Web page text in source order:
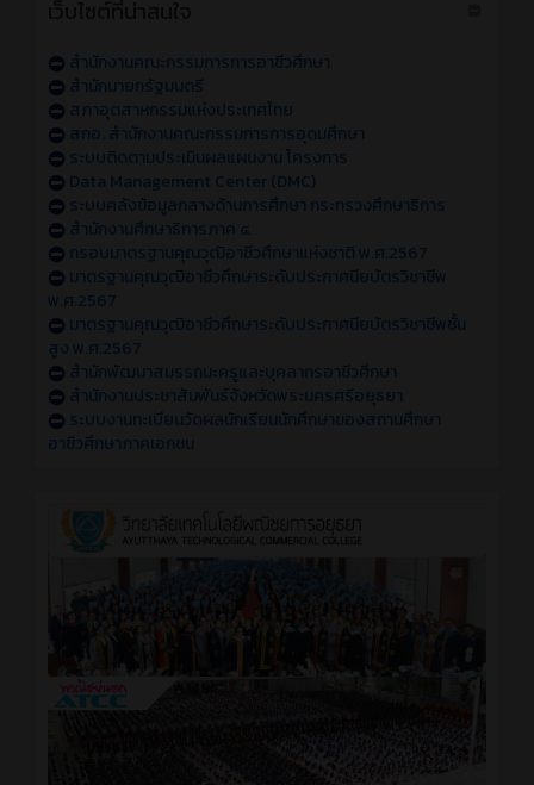
สำนักงานคณะกรรมการการอาชีวศึกษา
สำนักนายกรัฐมนตรี
สภาอุตสาหกรรมแห่งประเทศไทย
สกอ. สำนักงานคณะกรรมการการอุดมศึกษา
ระบบติดตามประเมินผลแผนงาน โครงการ
Data Management Center (DMC)
ระบบคลังข้อมูลกลางด้านการศึกษา กระทรวงศึกษาธิการ
สำนักงานศึกษาธิการภาค ๔
กรอบมาตรฐานคุณวุฒิอาชีวศึกษาแห่งชาติ พ.ศ.2567
มาตรฐานคุณวุฒิอาชีวศึกษาระดับประกาศนียบัตรวิชาชีพ
พ.ศ.2567
มาตรฐานคุณวุฒิอาชีวศึกษาระดับประกาศนียบัตรวิชาชีพชั้น
สูง พ.ศ.2567
สำนักพัฒนาสมรรถนะครูและบุคลากรอาชีวศึกษา
สำนักงานประชาสัมพันธ์จังหวัดพระนครศรีอยุธยา
ระบบงานทะเบียนวัดผลนักเรียนนักศึกษาของสถานศึกษา
อาชีวศึกษาภาคเอกชน